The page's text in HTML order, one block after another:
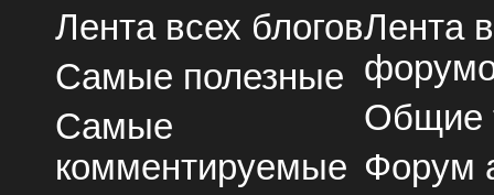
Лента всех блогов
Самые полезные
Самые
комментируемые
Лента
Общие
Форум